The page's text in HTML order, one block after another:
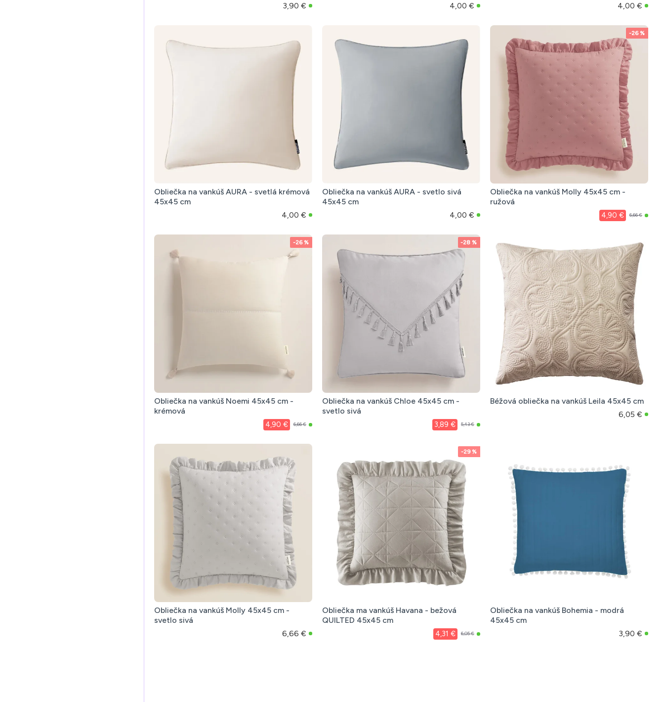
3,90 €
4,00 €
4,00 €
Obliečka na vankúš AURA - svetlá krémová
45x45 cm
4,00 €
Obliečka na vankúš AURA - svetlo sivá
45x45 cm
4,00 €
-26 %
Obliečka na vankúš Molly 45x45 cm -
ružová
4,90 € 6,66 €
-26 %
Obliečka na vankúš Noemi 45x45 cm -
krémová
4,90 € 6,66 €
-28 %
Obliečka na vankúš Chloe 45x45 cm -
svetlo sivá
3,89 € 5,43 €
Béžová obliečka na vankúš Leila 45x45 cm
6,05 €
Obliečka na vankúš Molly 45x45 cm -
svetlo sivá
6,66 €
-29 %
Obliečka ma vankúš Havana - bežová
QUILTED 45x45 cm
4,31 € 6,05 €
Obliečka na vankúš Bohemia - modrá
45x45 cm
3,90 €